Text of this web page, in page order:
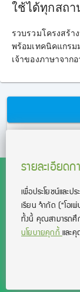
ใช้ได้ทุกสถ
รวบรวมโครงสร้า
พร้อมเทคนิคแกรม
เจ้าของภาษาจาก
สงวนลิขสิทธิ์โดย
TOEIC® and
This
รายละเอียด
เพื่อประโยชน์และ
เรียน จํากัด (“โอ
ทั้งนี้ คุณสามารถศึ
นโยบายคุกกี้และ